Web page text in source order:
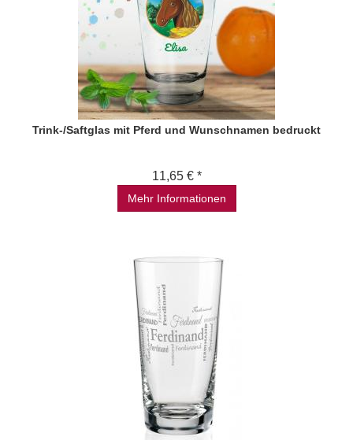
Trink-/Saftglas mit Pferd und Wunschnamen bedruckt
11,65 € *
Mehr Informationen